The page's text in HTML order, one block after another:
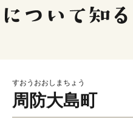
すおうおおしまちょう
周防大島町